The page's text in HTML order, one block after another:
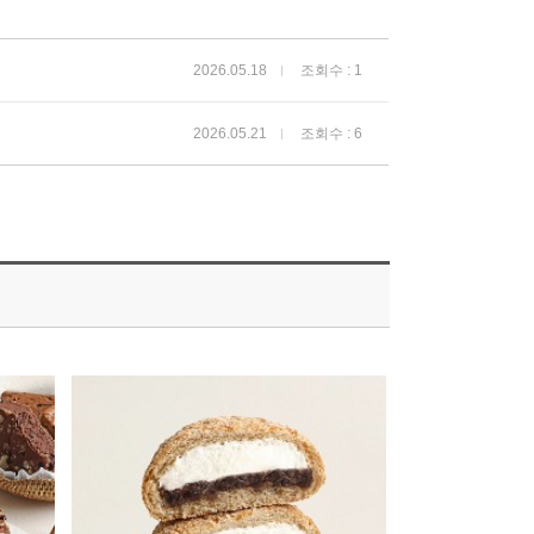
2026.05.18 조회수 : 1
2026.05.21 조회수 : 6